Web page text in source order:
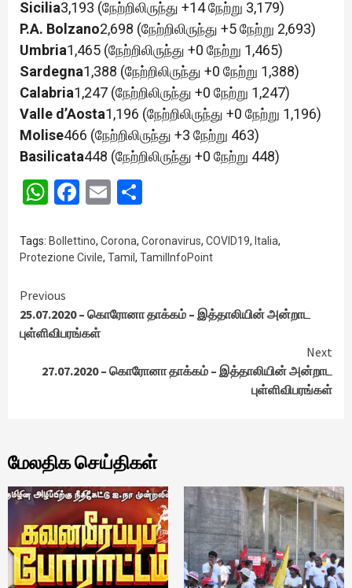
Sicilia3,193 (நேற்றிலிருந்து +14 நேற்று 3,179)
P.A. Bolzano2,698 (நேற்றிலிருந்து +5 நேற்று 2,693)
Umbria1,465 (நேற்றிலிருந்து +0 நேற்று 1,465)
Sardegna1,388 (நேற்றிலிருந்து +0 நேற்று 1,388)
Calabria1,247 (நேற்றிலிருந்து +0 நேற்று 1,247)
Valle d’Aosta1,196 (நேற்றிலிருந்து +0 நேற்று 1,196)
Molise466 (நேற்றிலிருந்து +3 நேற்று 463)
Basilicata448 (நேற்றிலிருந்து +0 நேற்று 448)
WhatsApp
Facebook
Email
Tags: Bollettino, Corona, Coronavirus, COVID19, Italia,
Protezione Civile, Tamil , TamilInfoPoint
Continue
Reading
Previous
25.07.2020 – கொரோனா தாக்கம் – இத்தாலியின் அன்றாட
புள்ளிவிபரங்கள்
Next
27.07.2020 – கொரோனா தாக்கம் – இத்தாலியின் அன்றாட
புள்ளிவிபரங்கள்
மேலதிக செய்திகள்